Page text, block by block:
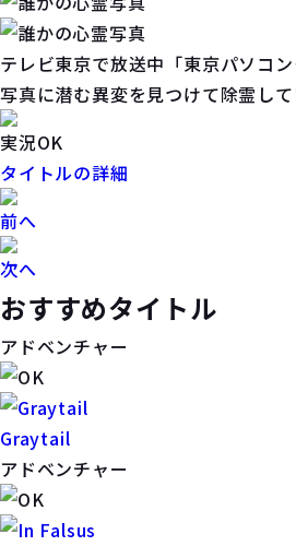
テレビ東京で放送中「東京パソコ
写真に潜む異変を見つけて除霊し
実況OK
タイトルの詳細
前へ
次へ
おすすめタイトル
アドベンチャー
Graytail
アドベンチャー